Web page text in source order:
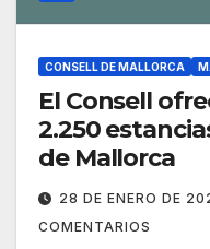
CONSELL DE MALLORCA
El Consell
2.250
de Mallorca
28 DE ENERO DE
COMENTARIOS